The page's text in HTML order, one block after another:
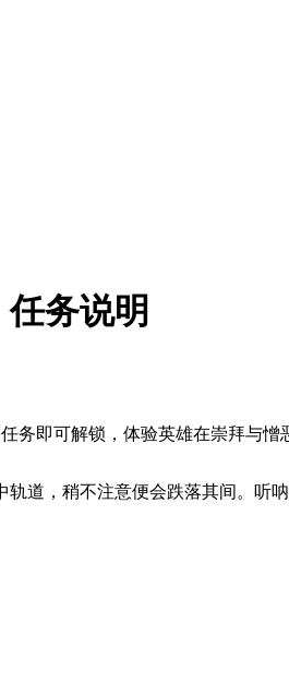
务说明
务即可解锁，体验英雄在崇拜与
道，稍不注意便会跌落其间。听